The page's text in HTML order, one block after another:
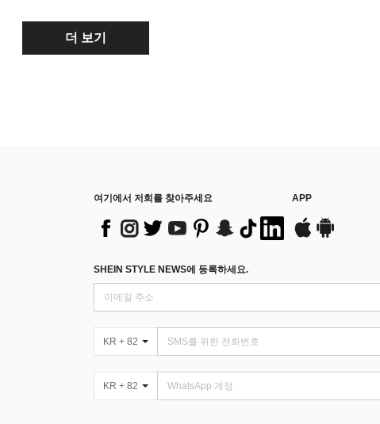
더 보기
여기에서 저희를 찾아주세요 APP
SHEIN STYLE NEWS에 등록하세요.
KR + 82
KR + 82